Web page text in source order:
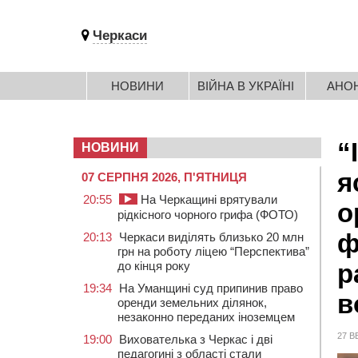
Черкаси
НОВИНИ ВІЙНА В УКРАЇНІ
27
НОВИНИ
07 СЕРПНЯ 2026, П'ЯТНИЦЯ
20:55
На Черкащині врятували
рідкісного чорного грифа (ФОТО)
20:13 Черкаси виділять близько 20 млн
грн на роботу ліцею “Перспектива”
до кінця року
19:34 На Уманщині суд припинив право
оренди земельних ділянок,
незаконно переданих іноземцем
19:00 Вихователька з Черкас і дві
педагогині з області стали